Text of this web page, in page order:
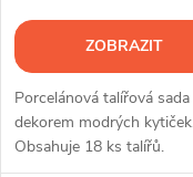
ZOBRAZIT
Porcelánová talířová sada
dekorem modrých
Obsahuje 18 ks talířů.